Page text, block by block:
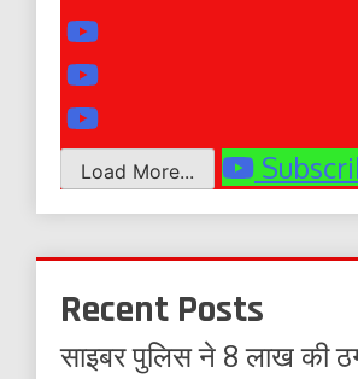
Load More...
Recent Posts
साइबर पुलिस ने 8 लाख की